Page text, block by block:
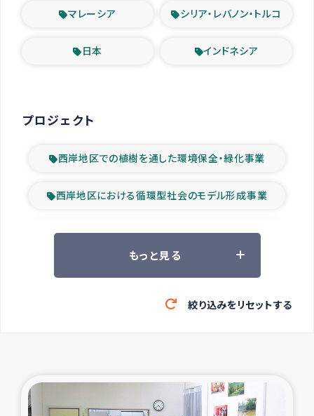
マレーシア シリア・レバノン・トルコ
日本 インドネシア
プロジェクト
西岸地区での植樹を通した環境保全・緑化事業
西岸地区における循環型社会のモデル形成事業
ツアー参加者の声
緊急救援の時代
東ティモール豪雨緊急支援
もっと見る
絞り込みをリセットする